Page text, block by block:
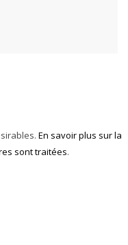
En savoir plus sur la
sont traitées.